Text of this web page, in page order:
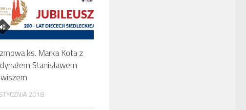
ks. Marka Kota z
Stanisławem
2018